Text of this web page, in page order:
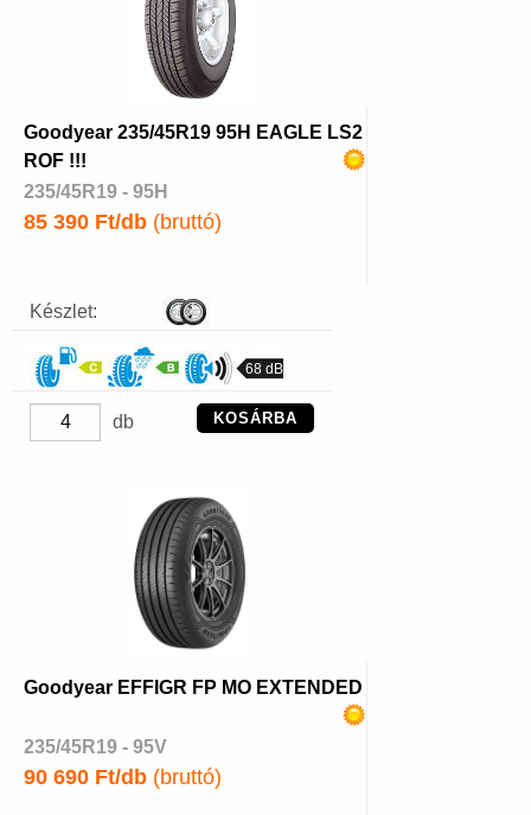
Goodyear 235/45R19 95H EAGLE LS2
ROF !!!
235/45R19 - 95H
85 390 Ft/db (bruttó)
Készlet:
68 dB
db KOSÁRBA
Goodyear EFFIGR FP MO EXTENDED
235/45R19 - 95V
90 690 Ft/db (bruttó)